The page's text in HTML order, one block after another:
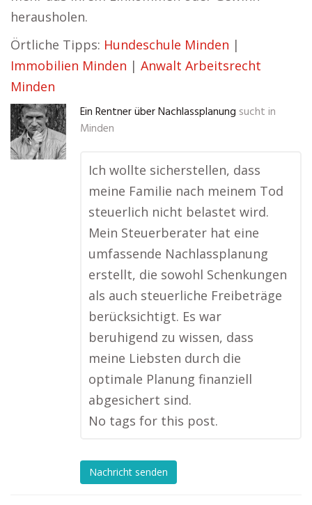
herausholen.
Örtliche Tipps: Hundeschule Minden |
Immobilien Minden | Anwalt Arbeitsrecht
Minden
Ein Rentner über Nachlassplanung sucht in
Minden
Ich wollte sicherstellen, dass
meine Familie nach meinem Tod
steuerlich nicht belastet wird.
Mein Steuerberater hat eine
umfassende Nachlassplanung
erstellt, die sowohl Schenkungen
als auch steuerliche Freibeträge
berücksichtigt. Es war
beruhigend zu wissen, dass
meine Liebsten durch die
optimale Planung finanziell
abgesichert sind.
No tags for this post.
Nachricht senden